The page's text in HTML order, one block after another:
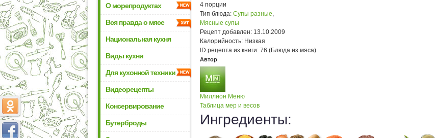
О морепродуктах
Вся правда о мясе
Национальная кухня
Виды кухни
Для кухонной техники
Видеорецепты
Консервирование
Бутерброды
4 порции
Тип блюда: Супы разные,
Мясные супы
Рецепт добавлен: 13.10.2009
Калорийность: Низкая
ID рецепта из книги: 76 (Блюда из мяса)
Автор
Миллион Меню
Таблица мер и весов
Ингредиенты: